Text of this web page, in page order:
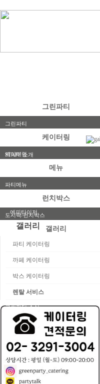
그린파티
그린파티
STAFF 소개
케이터링
케이터링
메뉴
파티메뉴
에피타이저
샌드위치
메인 요리
다과/디저트
커피/음료
바베큐
코스요리
런치박스
도시락/런치박스
고메박스 갤러리
파티 케이터링
까페 케이터링
박스 케이터링
렌탈 서비스
커뮤니티
견적문의
이벤트
그린파티 소식
갤러리
파티 케이터링
까페 케이터링
박스 케이터링
렌탈 서비스